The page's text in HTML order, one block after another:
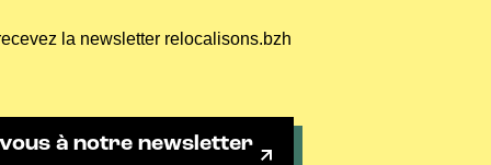
la newsletter relocalisons.bzh
à notre newsletter